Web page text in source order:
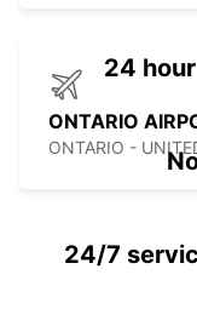
ONTARIO
ONTARIO -
24
24/7